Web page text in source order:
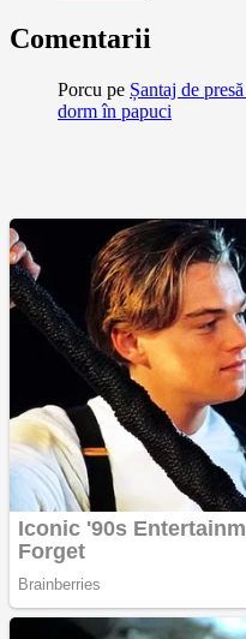
Comentarii
Porcu pe Șantaj de
dorm în papuci